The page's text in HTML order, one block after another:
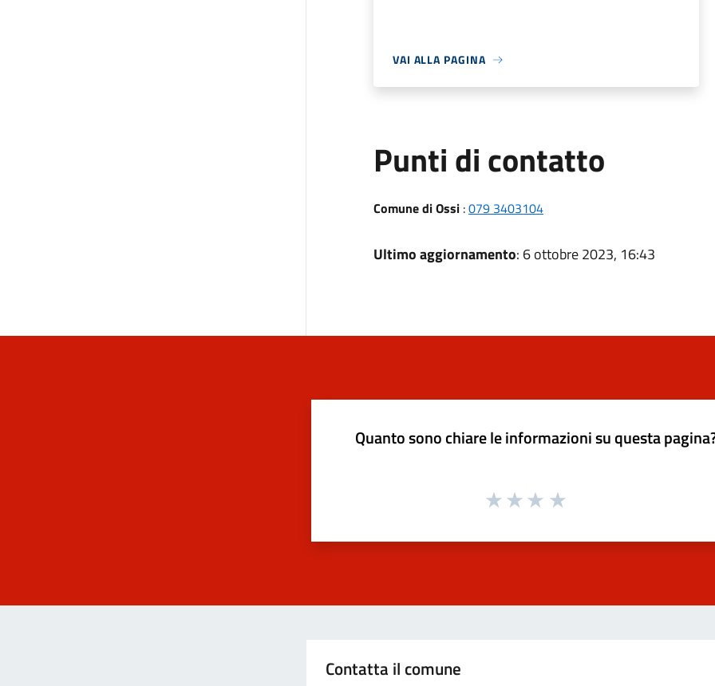
VAI ALLA PAGINA
Punti di contatto
Comune di Ossi:079 3403104
Ultimo aggiornamento: 6 ottobre 2023, 16:43
Quanto sono chiare le informazioni su questa
Contatta il comune